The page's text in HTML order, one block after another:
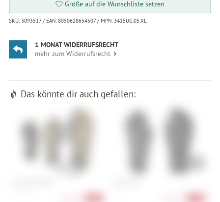
Größe auf die Wunschliste setzen
SKU: 3093517 / EAN: 8050628654507 / MPN: 3415UG.05.XL
1 MONAT WIDERRUFSRECHT
mehr zum Widerrufsrecht
Das könnte dir auch gefallen: